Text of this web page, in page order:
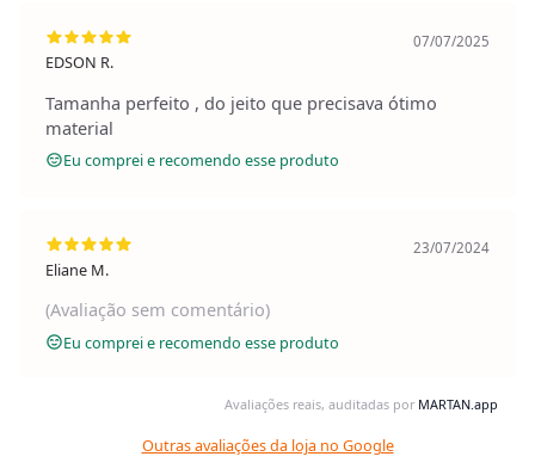
EDSON R.
07/07/2025
Tamanha perfeito , do jeito que precisava ótimo
material
Eu comprei e recomendo esse produto
Eliane M.
23/07/2024
(Avaliação sem comentário)
Eu comprei e recomendo esse produto
Avaliações reais, auditadas por MARTAN.app
Outras avaliações da loja no Google